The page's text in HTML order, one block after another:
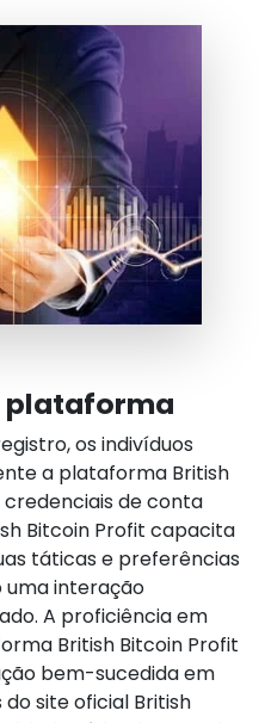
plataforma
os indivíduos
a plataforma British
credenciais de conta
Bitcoin Profit capacita
táticas e preferências
uma interação
A proficiência em
British Bitcoin Profit
bem-sucedida em
site oficial British